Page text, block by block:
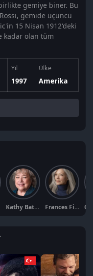
gemiye biner. Bu
gemide üçüncü
15 Nisan 1912'deki
kadar olan tüm
Yıl
1997
Ülke
Amerika
Kathy Bates Frances Fisher